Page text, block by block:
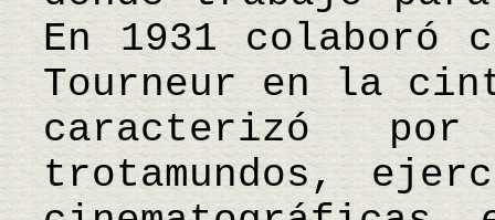
En 1931 colaboró
Tourneur en la
caracterizó
trotamundos,